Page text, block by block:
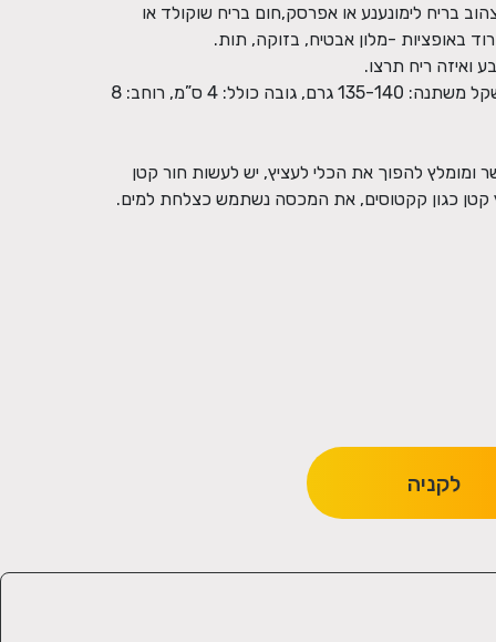
בריח לימונענע או אפרסק,חום בריח שוקולד או
מידות ליחידה: נפח: 200 מ”ל (6.7oz), משקל משתנה: 135-140 גרם, גובה כולל: 4 ס”מ, רוחב: 8
ומומלץ להפוך את הכלי לעציץ, יש לעשות חור קטן
קטן כגון קקטוסים, את המכסה נשתמש כצלחת למים.
לקניה